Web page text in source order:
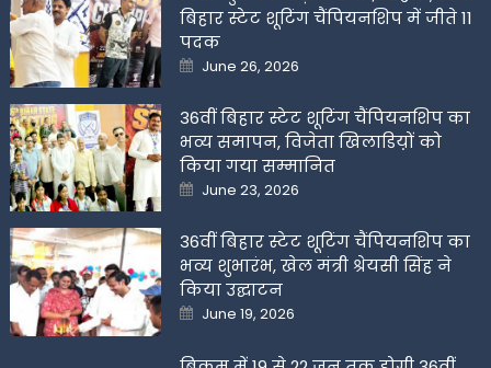
बिहार स्टेट शूटिंग चैंपियनशिप में जीते 11
पदक
Posted
on
June 26, 2026
36वीं बिहार स्टेट शूटिंग चैंपियनशिप का
भव्य समापन, विजेता खिलाडिय़ों को
किया गया सम्मानित
Posted
on
June 23, 2026
36वीं बिहार स्टेट शूटिंग चैंपियनशिप का
भव्य शुभारंभ, खेल मंत्री श्रेयसी सिंह ने
किया उद्घाटन
Posted
on
June 19, 2026